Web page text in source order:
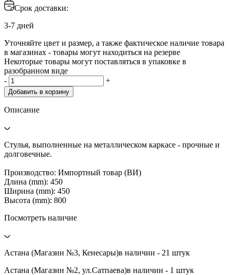
Срок доставки:
3-7 дней
Уточняйте цвет и размер, а также фактическое наличие товара
в магазинах - товары могут находиться на резерве
Некоторые товары могут поставляться в упаковке в
разобранном виде
-
+
Добавить в корзину
Описание
Стулья, выполненные на металлическом каркасе - прочные и
долговечные.
Производство: Импортный товар (ВИ)
Длина (mm): 450
Ширина (mm): 450
Высота (mm): 800
Посмотреть наличие
Астана (Магазин №3, Кенесары)в наличии - 21 штук
Астана (Магазин №2, ул.Сатпаева)в наличии - 1 штук